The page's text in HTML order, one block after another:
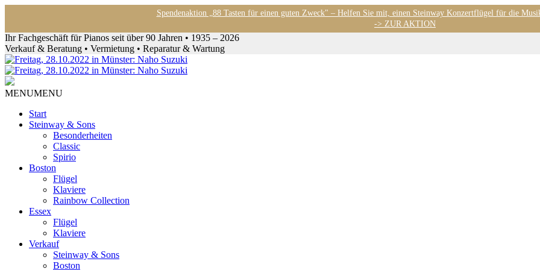
Spendenaktion „88 Tasten für einen guten Zweck" – Helfen Sie mit, einen Steinway Konzertflügel für die
-> ZUR AKTION
Ihr Fachgeschäft für Pianos seit über 90 Jahren • 1935 – 2026
Verkauf & Beratung • Vermietung • Reparatur & Wartung
MENUMENU
Start
Steinway & Sons
Besonderheiten
Classic
Spirio
Boston
Flügel
Klaviere
Rainbow Collection
Essex
Flügel
Klaviere
Verkauf
Steinway & Sons
Boston